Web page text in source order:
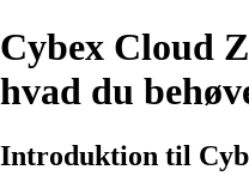
Cybex Cloud
hvad du
Introduktion til